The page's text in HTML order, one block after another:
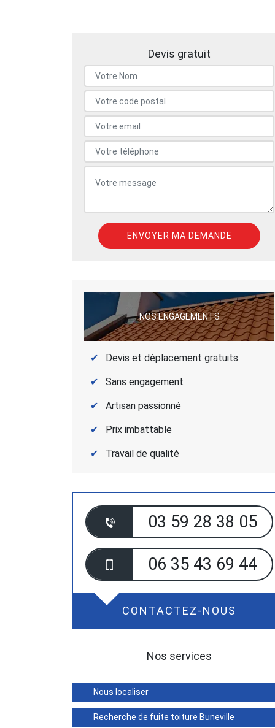
Devis gratuit
NOS ENGAGEMENTS
Devis et déplacement gratuits
Sans engagement
Artisan passionné
Prix imbattable
Travail de qualité
03 59 28 38 05
06 35 43 69 44
CONTACTEZ-NOUS
Nos services
Nous localiser
Recherche de fuite toiture Buneville